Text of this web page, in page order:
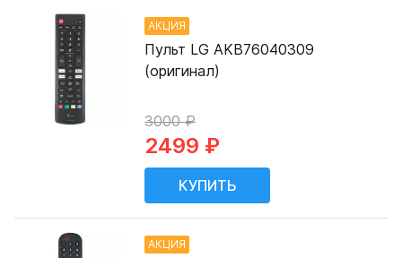
АКЦИЯ
Пульт LG AKB76040309
(оригинал)
3000 ₽
2499 ₽
АКЦИЯ